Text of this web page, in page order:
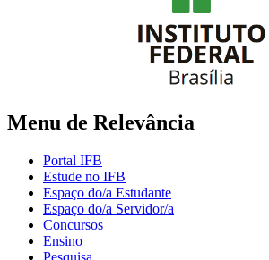
Menu de Relevância
Portal IFB
Estude no IFB
Espaço do/a Estudante
Espaço do/a Servidor/a
Concursos
Ensino
Pesquisa